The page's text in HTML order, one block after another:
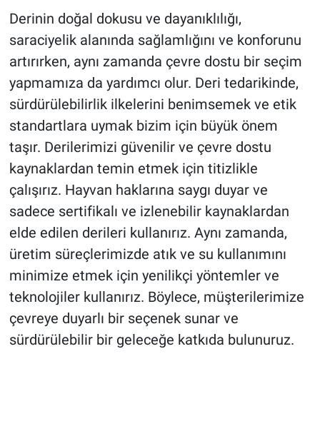
Derinin doğal dokusu ve dayanıklılığı,
saraciyelik alanında sağlamlığını ve konforunu
artırırken, aynı zamanda çevre dostu bir seçim
yapmamıza da yardımcı olur. Deri tedarikinde,
sürdürülebilirlik ilkelerini benimsemek ve etik
standartlara uymak bizim için büyük önem
taşır. Derilerimizi güvenilir ve çevre dostu
kaynaklardan temin etmek için titizlikle
çalışırız. Hayvan haklarına saygı duyar ve
sadece sertifikalı ve izlenebilir kaynaklardan
elde edilen derileri kullanırız. Aynı zamanda,
üretim süreçlerimizde atık ve su kullanımını
minimize etmek için yenilikçi yöntemler ve
teknolojiler kullanırız. Böylece, müşterilerimize
çevreye duyarlı bir seçenek sunar ve
sürdürülebilir bir geleceğe katkıda bulunuruz.